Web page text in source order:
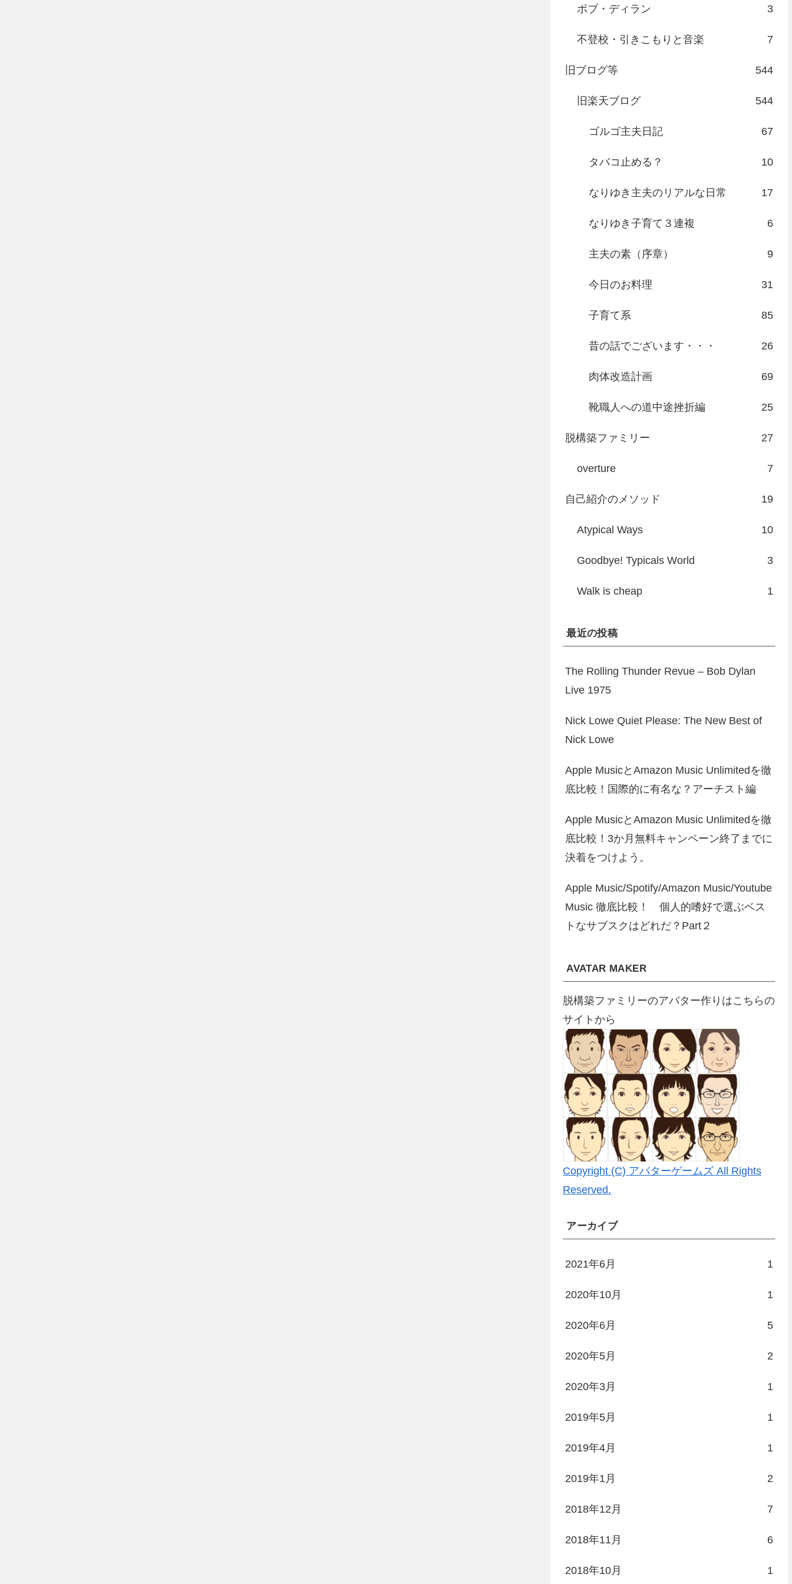
ボブ・ディラン 3
不登校・引きこもりと音楽 7
旧ブログ等 544
旧楽天ブログ 544
ゴルゴ主夫日記 67
タバコ止める？ 10
なりゆき主夫のリアルな日常 17
なりゆき子育て３連複 6
主夫の素（序章） 9
今日のお料理 31
子育て系 85
昔の話でございます・・・ 26
肉体改造計画 69
靴職人への道中途挫折編 25
脱構築ファミリー 27
overture 7
自己紹介のメソッド 19
Atypical Ways 10
Goodbye! Typicals World 3
Walk is cheap 1
最近の投稿
The Rolling Thunder Revue – Bob Dylan
Live 1975
Nick Lowe Quiet Please: The New Best of
Nick Lowe
Apple MusicとAmazon Music Unlimitedを徹
底比較！国際的に有名な？アーチスト編
Apple MusicとAmazon Music Unlimitedを徹
底比較！3か月無料キャンペーン終了までに
決着をつけよう。
Apple Music/Spotify/Amazon Music/Youtube
Music 徹底比較！ 個人的嗜好で選ぶベス
トなサブスクはどれだ？Part２
AVATAR MAKER
脱構築ファミリーのアバター作りはこちらの
サイトから
Copyright (C) アバターゲームズ All Rights
Reserved.
アーカイブ
2021年6月 1
2020年10月 1
2020年6月 5
2020年5月 2
2020年3月 1
2019年5月 1
2019年4月 1
2019年1月 2
2018年12月 7
2018年11月 6
2018年10月 1